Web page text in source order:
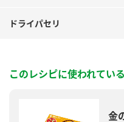
業務用サイト
ドライパセリ
このレシピに使われてい
金